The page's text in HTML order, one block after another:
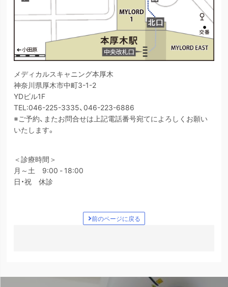
メディカルスキャニング本厚木
神奈川県厚木市中町3-1-2
YDビル1F
TEL:046-225-3335、046-223-6886
※ご予約、またお問合せは上記電話番号宛てによろしくお願い
いたします。
＜診療時間＞
月～土 9:00 - 18:00
日・祝 休診
前のページに戻る